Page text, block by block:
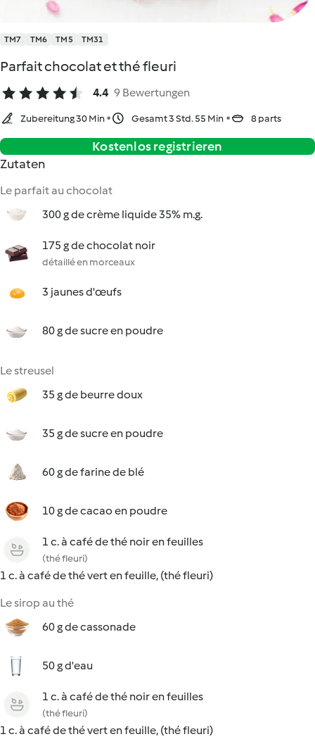
TM7 TM6 TM5 TM31
Parfait chocolat et thé fleuri
4.4 9 Bewertungen
Zubereitung 30 Min Gesamt 3 Std. 55 Min 8 parts
Kostenlos registrieren
Zutaten
Le parfait au chocolat
300 g de crème liquide 35% m.g.
175 g de chocolat noir
détaillé en morceaux
3 jaunes d'œufs
80 g de sucre en poudre
Le streusel
35 g de beurre doux
35 g de sucre en poudre
60 g de farine de blé
10 g de cacao en poudre
1 c. à café de thé noir en feuilles
(thé fleuri)
1 c. à café de thé vert en feuille, (thé fleuri)
Le sirop au thé
60 g de cassonade
50 g d'eau
1 c. à café de thé noir en feuilles
(thé fleuri)
1 c. à café de thé vert en feuille, (thé fleuri)